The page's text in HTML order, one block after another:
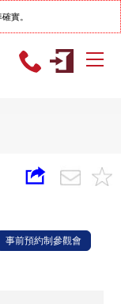
實。
事前預約制參觀會